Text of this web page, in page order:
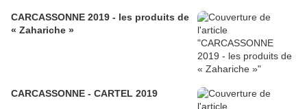
CARCASSONNE 2019 - les produits de
« Zahariche »
CARCASSONNE - CARTEL 2019